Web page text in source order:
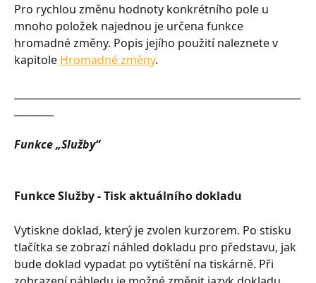
Pro rychlou změnu hodnoty konkrétního pole u
mnoho položek najednou je určena funkce
hromadné změny. Popis jejího použití naleznete v
kapitole Hromadné změny.
Funkce „Služby“
Funkce Služby - Tisk aktuálního dokladu
Vytiskne doklad, který je zvolen kurzorem. Po stisku
tlačítka se zobrazí náhled dokladu pro představu, jak
bude doklad vypadat po vytištění na tiskárně. Při